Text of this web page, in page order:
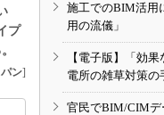
ワード解説
プ
ン]
施工でのBIM活用
用の流儀」
【電子版】「効
電所の雑草対策の
官民でBIM/CIMデ